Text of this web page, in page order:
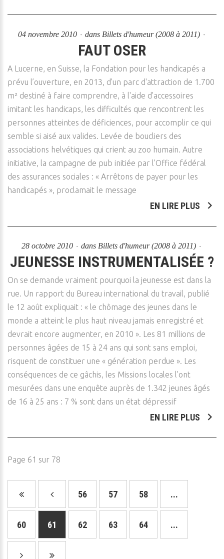
04 novembre 2010 dans Billets d'humeur (2008 à 2011)
FAUT OSER
A Lucerne, en Suisse, la Fondation pour les handicapés a
prévu l’ouverture, en 2013, d’un parc d'attraction de 1.700
m² destiné à faire comprendre, à l'aide d’accessoires
imitant les handicaps, les difficultés que rencontrent les
personnes atteintes de déficiences, pour accomplir ce qui
semble si aisé aux valides. Levée de boucliers des
associations helvétiques qui crient au zoo humain. Autre
initiative, la campagne de pub initiée par l’Office fédéral
des assurances sociales : « Arrêtons de payer pour les
handicapés », proclamait le message
EN LIRE PLUS
28 octobre 2010 dans Billets d'humeur (2008 à 2011)
JEUNESSE INSTRUMENTALISÉE ?
On se demande vraiment pourquoi la jeunesse est dans la
rue. Un rapport du Bureau international du travail, publié
le 12 août expliquait : « le chômage des jeunes dans le
monde a atteint le plus haut niveau jamais enregistré et
devrait encore augmenter, en 2010 ». Les 81 millions de
personnes âgées de 15 à 24 ans qui sont sans emploi,
risquent de constituer une « génération perdue ». Les
conséquences de ce gâchis, les Missions locales l’ont
mesurées dans une enquête auprès de 1.342 jeunes âgés
de 16 à 25 ans : 7 % sont dans un état dépressif
EN LIRE PLUS
Page 61 sur 78
56 57 58 ...
60 61 62 63 64 ...